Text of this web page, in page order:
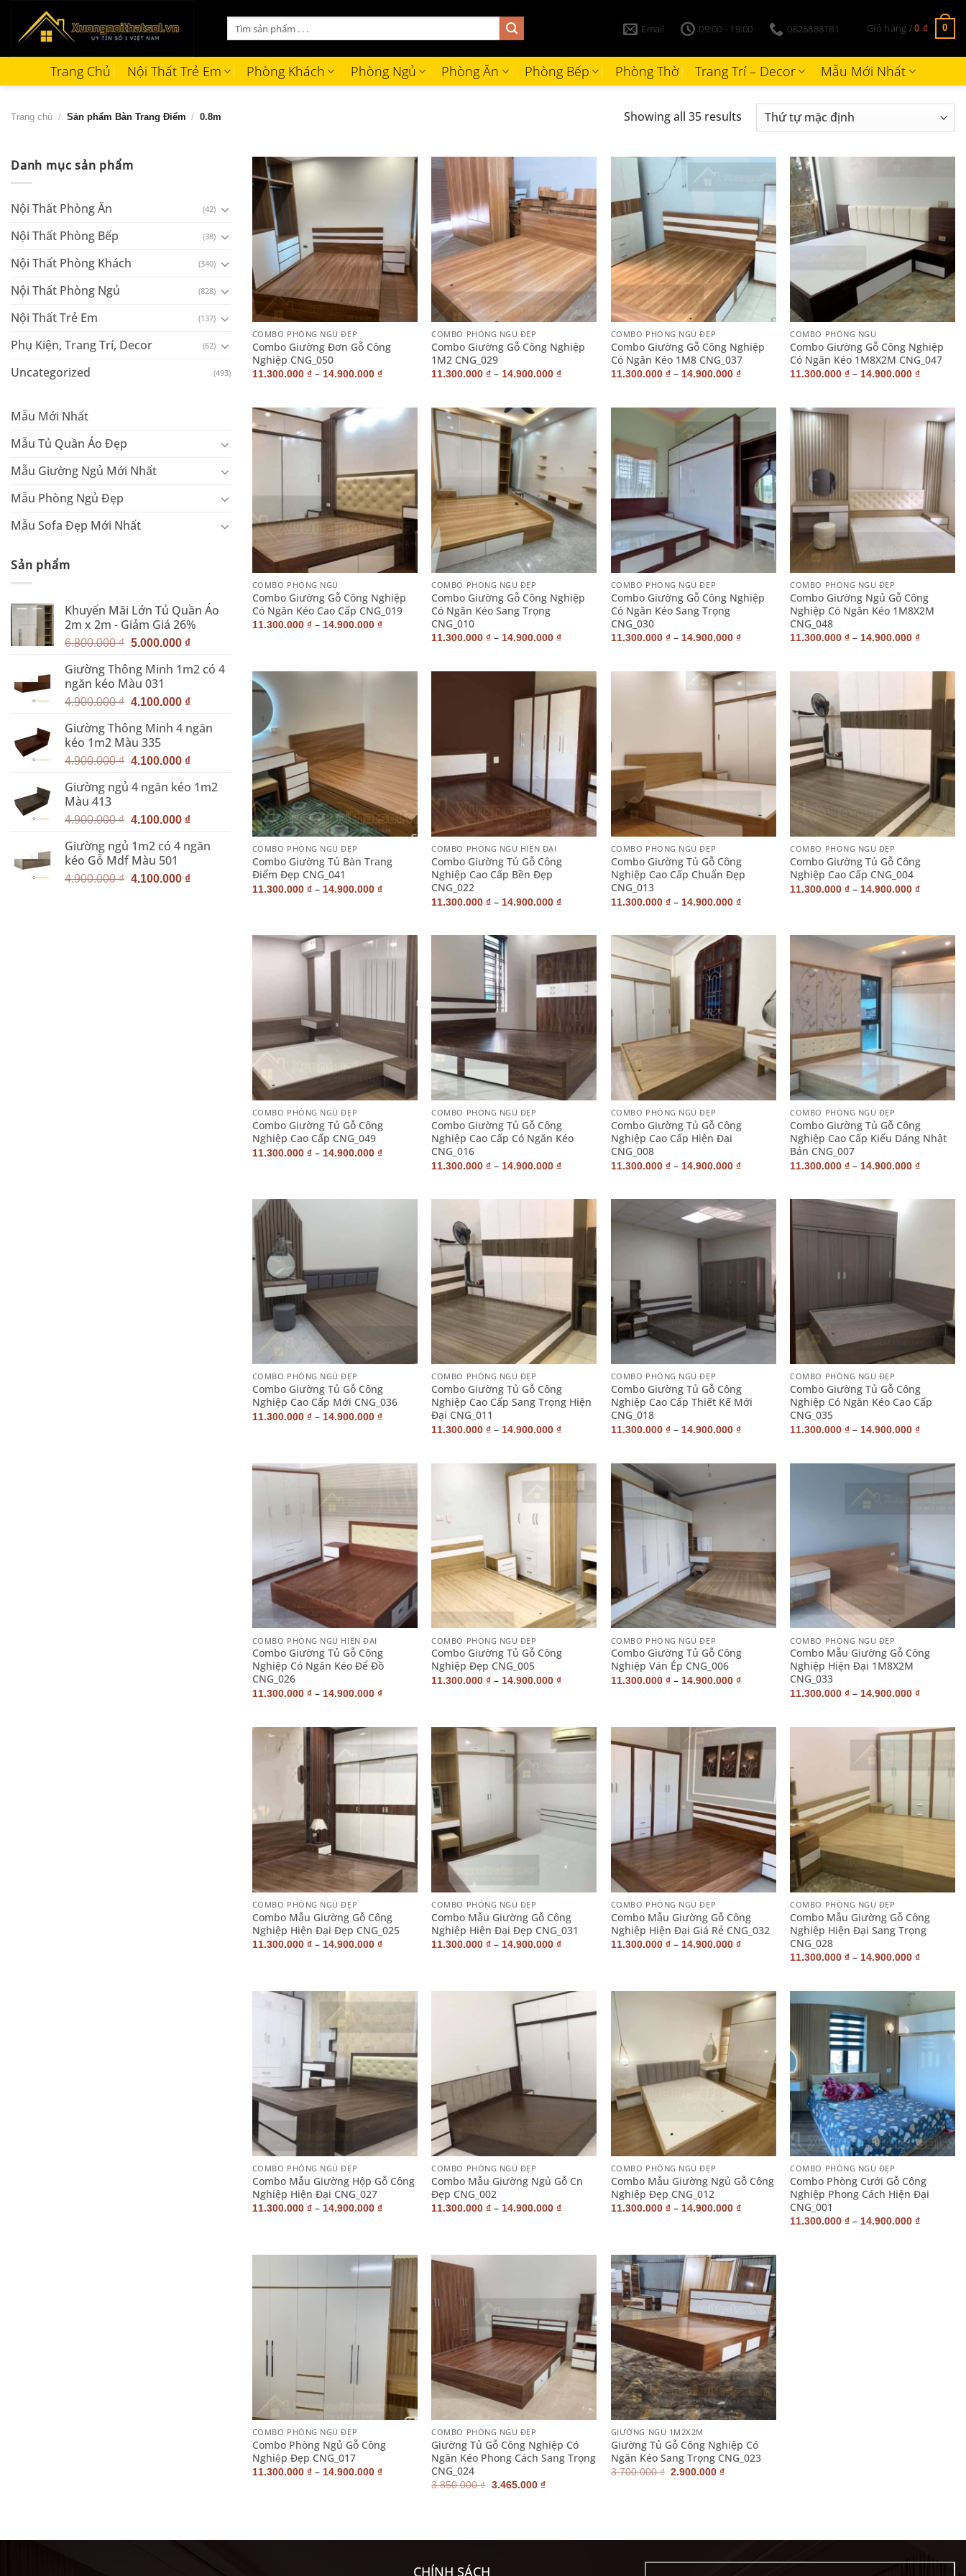
Tìm
kiếm:
Email 09:00 - 19:00 0826888181 Giỏ hàng /0 ₫ 0
Trang Chủ Nội Thất Trẻ Em Phòng Khách Phòng Ngủ Phòng Ăn Phòng Bếp Phòng Thờ Trang Trí – Decor Mẫu Mới Nhất
Trang chủ / Sản phẩm Bàn Trang Điểm / 0.8m Showing all 35 results
Danh mục sản phẩm
Nội Thất Phòng Ăn (42)
Nội Thất Phòng Bếp (38)
Nội Thất Phòng Khách (340)
Nội Thất Phòng Ngủ (828)
Nội Thất Trẻ Em (137)
Phụ Kiện, Trang Trí, Decor (62)
Uncategorized (493)
Mẫu Mới Nhất
Mẫu Tủ Quần Áo Đẹp
Mẫu Giường Ngủ Mới Nhất
Mẫu Phòng Ngủ Đẹp
Mẫu Sofa Đẹp Mới Nhất
Sản phẩm
Khuyến Mãi Lớn Tủ Quần Áo
2m x 2m - Giảm Giá 26%
6.800.000₫ Giá
là:
6.800.000 ₫.
5.000.000 ₫Giá
tại
5.000.000 ₫.
Giường Thông Minh 1m2 có 4
ngăn kéo Màu 031
4.900.000₫ Giá
là:
4.900.000 ₫.
4.100.000 ₫Giá
tại
4.100.000 ₫.
Giường Thông Minh 4 ngăn
kéo 1m2 Màu 335
4.900.000₫ Giá
là:
4.100.000 ₫Giá
tại
4.100.000 ₫.
Giường ngủ 4 ngăn kéo 1m2
Màu 413
4.900.000₫ Giá
là:
4.900.000 ₫.
4.100.000 ₫Giá
tại
4.100.000 ₫.
Giường ngủ 1m2 có 4 ngăn
kéo Gỗ Mdf Màu 501
4.900.000₫ Giá
4.100.000 ₫Giá
4.100.000 ₫.
+
COMBO PHÒNG NGỦ ĐẸP
Combo Giường Đơn Gỗ Công
Nghiệp CNG_050
11.300.000 ₫– 14.900.000 ₫
+
COMBO PHÒNG NGỦ ĐẸP
Combo Giường Gỗ Công Nghiệp
1M2 CNG_029
11.300.000₫ –14.900.000₫
+
COMBO PHÒNG NGỦ ĐẸP
Combo Giường Gỗ Công Nghiệp
Có Ngăn Kéo 1M8 CNG_037
11.300.000 ₫– 14.900.000 ₫
COMBO PHÒNG NGỦ
Combo Giường Gỗ Công Nghiệp
Có Ngăn Kéo 1M8X2M CNG_047
11.300.000₫ –14.900.000₫
+
COMBO PHÒNG NGỦ
Combo Giường Gỗ Công Nghiệp
Có Ngăn Kéo Cao Cấp CNG_019
11.300.000 ₫– 14.900.000 ₫
COMBO PHÒNG NGỦ ĐẸP
Combo Giường Gỗ Công Nghiệp
Có Ngăn Kéo Sang Trọng
CNG_010
11.300.000₫ –14.900.000₫
+
COMBO PHÒNG NGỦ ĐẸP
Combo Giường Gỗ Công Nghiệp
Có Ngăn Kéo Sang Trọng
CNG_030
11.300.000 ₫– 14.900.000 ₫
COMBO PHÒNG NGỦ ĐẸP
Combo Giường Ngủ Gỗ Công
Nghiệp Có Ngăn Kéo 1M8X2M
CNG_048
11.300.000₫ –14.900.000₫
+
COMBO PHÒNG NGỦ ĐẸP
Combo Giường Tủ Bàn Trang
Điểm Đẹp CNG_041
11.300.000 ₫– 14.900.000 ₫
+
COMBO PHÒNG NGỦ HIỆN ĐẠI
Combo Giường Tủ Gỗ Công
Nghiệp Cao Cấp Bền Đẹp
CNG_022
11.300.000₫ – 14.900.000₫
COMBO PHÒNG NGỦ ĐẸP
Combo Giường Tủ Gỗ Công
Nghiệp Cao Cấp Chuẩn Đẹp
CNG_013
11.300.000 ₫– 14.900.000 ₫
+
COMBO PHÒNG NGỦ ĐẸP
Combo Giường Tủ Gỗ Công
Nghiệp Cao Cấp CNG_004
11.300.000₫ – 14.900.000₫
+
COMBO PHÒNG NGỦ ĐẸP
Combo Giường Tủ Gỗ Công
Nghiệp Cao Cấp CNG_049
11.300.000 ₫– 14.900.000 ₫
COMBO PHÒNG NGỦ ĐẸP
Combo Giường Tủ Gỗ Công
Nghiệp Cao Cấp Có Ngăn Kéo
CNG_016
11.300.000₫ – 14.900.000₫
+
COMBO PHÒNG NGỦ ĐẸP
Combo Giường Tủ Gỗ Công
Nghiệp Cao Cấp Hiện Đại
CNG_008
11.300.000 ₫– 14.900.000 ₫
+
COMBO PHÒNG NGỦ ĐẸP
Combo Giường Tủ Gỗ Công
Nghiệp Cao Cấp Kiểu Dáng Nhật
Bản CNG_007
11.300.000₫ – 14.900.000₫
COMBO PHÒNG NGỦ ĐẸP
Combo Giường Tủ Gỗ Công
Nghiệp Cao Cấp Mới CNG_036
11.300.000 ₫– 14.900.000 ₫
+
COMBO PHÒNG NGỦ ĐẸP
Combo Giường Tủ Gỗ Công
Nghiệp Cao Cấp Sang Trọng Hiện
Đại CNG_011
11.300.000₫ – 14.900.000₫
COMBO PHÒNG NGỦ ĐẸP
Combo Giường Tủ Gỗ Công
Nghiệp Cao Cấp Thiết Kế Mới
CNG_018
11.300.000 ₫– 14.900.000 ₫
COMBO PHÒNG NGỦ ĐẸP
Combo Giường Tủ Gỗ Công
Nghiệp Có Ngăn Kéo Cao Cấp
CNG_035
11.300.000₫ – 14.900.000₫
COMBO PHÒNG NGỦ HIỆN ĐẠI
Combo Giường Tủ Gỗ Công
Nghiệp Có Ngăn Kéo Để Đồ
CNG_026
11.300.000 ₫– 14.900.000 ₫
+
COMBO PHÒNG NGỦ ĐẸP
Combo Giường Tủ Gỗ Công
Nghiệp Đẹp CNG_005
11.300.000₫ –14.900.000₫
+
COMBO PHÒNG NGỦ ĐẸP
Combo Giường Tủ Gỗ Công
Nghiệp Ván Ép CNG_006
11.300.000 ₫– 14.900.000 ₫
+
COMBO PHÒNG NGỦ ĐẸP
Combo Mẫu Giường Gỗ Công
Nghiệp Hiện Đại 1M8X2M
CNG_033
11.300.000₫ –14.900.000₫
COMBO PHÒNG NGỦ ĐẸP
Combo Mẫu Giường Gỗ Công
Nghiệp Hiện Đại Đẹp CNG_025
11.300.000 ₫– 14.900.000 ₫
COMBO PHÒNG NGỦ ĐẸP
Combo Mẫu Giường Gỗ Công
Nghiệp Hiện Đại Đẹp CNG_031
11.300.000₫ –14.900.000₫
COMBO PHÒNG NGỦ ĐẸP
Combo Mẫu Giường Gỗ Công
Nghiệp Hiện Đại Giá Rẻ CNG_032
11.300.000 ₫– 14.900.000 ₫
+
COMBO PHÒNG NGỦ ĐẸP
Combo Mẫu Giường Gỗ Công
Nghiệp Hiện Đại Sang Trọng
CNG_028
11.300.000₫ –14.900.000₫
COMBO PHÒNG NGỦ ĐẸP
Combo Mẫu Giường Hộp Gỗ Công
Nghiệp Hiện Đại CNG_027
11.300.000 ₫– 14.900.000 ₫
+
COMBO PHÒNG NGỦ ĐẸP
Combo Mẫu Giường Ngủ Gỗ Cn
Đẹp CNG_002
11.300.000₫ –14.900.000₫
COMBO PHÒNG NGỦ ĐẸP
Combo Mẫu Giường Ngủ Gỗ Công
Nghiệp Đẹp CNG_012
11.300.000 ₫– 14.900.000 ₫
+
COMBO PHÒNG NGỦ ĐẸP
Combo Phòng Cưới Gỗ Công
Nghiệp Phong Cách Hiện Đại
CNG_001
11.300.000₫ –14.900.000₫
COMBO PHÒNG NGỦ ĐẸP
Combo Phòng Ngủ Gỗ Công
Nghiệp Đẹp CNG_017
11.300.000 ₫– 14.900.000 ₫
COMBO PHÒNG NGỦ ĐẸP
Giường Tủ Gỗ Công Nghiệp Có
Ngăn Kéo Phong Cách Sang Trọng
CNG_024
3.850.000₫ Giá
3.465.000 ₫Giá
+
GIƯỜNG NGỦ 1M2X2M
Giường Tủ Gỗ Công Nghiệp Có
Ngăn Kéo Sang Trọng CNG_023
3.700.000₫ Giá
2.900.000₫
CHÍNH SÁCH